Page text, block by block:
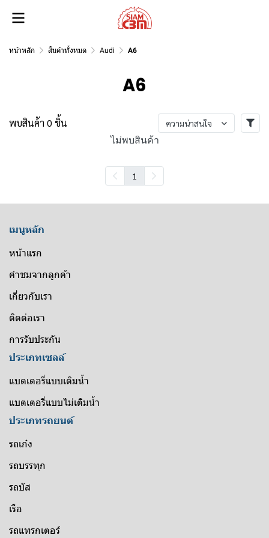
หน้าหลัก สินค้าทั้งหมด Audi A6
A6
พบสินค้า 0 ชิ้น ความน่าสนใจ
ไม่พบสินค้า
1
เมนูหลัก
หน้าแรก
คำชมจากลูกค้า
เกี่ยวกับเรา
ติดต่อเรา
การรับประกัน
ประเภทเซลล์
แบตเตอรี่แบบเติมน้ำ
แบตเตอรี่แบบไม่เติมน้ำ
ประเภทรถยนต์
รถเก๋ง
รถบรรทุก
รถบัส
เรือ
รถแทรกเตอร์